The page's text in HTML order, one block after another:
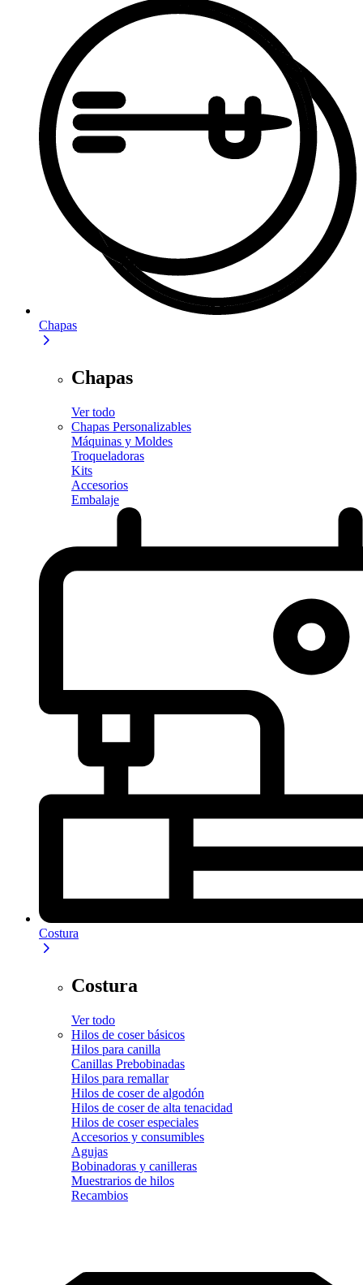
Chapas
Chapas
Ver todo
Chapas Personalizables
Máquinas y Moldes
Troqueladoras
Kits
Accesorios
Embalaje
Costura
Costura
Ver todo
Hilos de coser básicos
Hilos para canilla
Canillas Prebobinadas
Hilos para remallar
Hilos de coser de algodón
Hilos de coser de alta tenacidad
Hilos de coser especiales
Accesorios y consumibles
Agujas
Bobinadoras y canilleras
Muestrarios de hilos
Recambios